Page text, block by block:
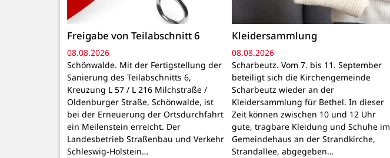
Freigabe von Teilabschnitt 6
08.08.2026
Schönwalde. Mit der Fertigstellung der
Sanierung des Teilabschnitts 6,
Kreuzung L 57 / L 216 Milchstraße /
Oldenburger Straße, Schönwalde, ist
bei der Erneuerung der Ortsdurchfahrt
ein Meilenstein erreicht. Der
Landesbetrieb Straßenbau und Verkehr
Schleswig-Holstein…
Kleidersammlung
08.08.2026
Scharbeutz. Vom 7. bis 11. September
beteiligt sich die Kirchengemeinde
Scharbeutz wieder an der
Kleidersammlung für Bethel. In dieser
Zeit können zwischen 10 und 12 Uhr
gute, tragbare Kleidung und Schuhe im
Gemeindehaus an der Strandkirche,
Strandallee, abgegeben…